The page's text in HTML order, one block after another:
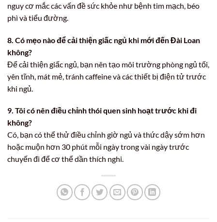
nguy cơ mắc các vấn đề sức khỏe như bệnh tim mạch, béo
phì và tiểu đường.
8. Có mẹo nào để cải thiện giấc ngủ khi mới đến Đài Loan
không?
Để cải thiện giấc ngủ, bạn nên tạo môi trường phòng ngủ tối,
yên tĩnh, mát mẻ, tránh caffeine và các thiết bị điện tử trước
khi ngủ.
9. Tôi có nên điều chỉnh thói quen sinh hoạt trước khi đi
không?
Có, bạn có thể thử điều chỉnh giờ ngủ và thức dậy sớm hơn
hoặc muộn hơn 30 phút mỗi ngày trong vài ngày trước
chuyến đi để cơ thể dần thích nghi.